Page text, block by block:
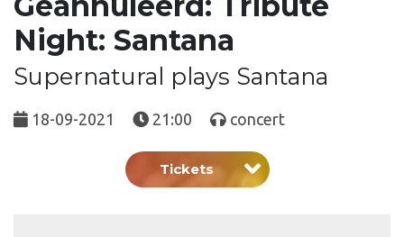
Night: Santana
Supernatural plays Santana
18-09-2021 21:00 concert
Tickets